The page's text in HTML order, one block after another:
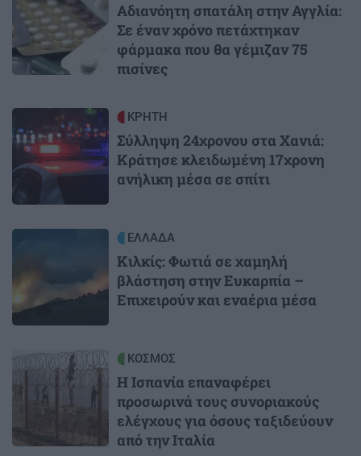
Αδιανόητη σπατάλη στην Αγγλία:
Σε έναν χρόνο πετάχτηκαν
φάρμακα που θα γέμιζαν 75
πισίνες
ΚΡΗΤΗ
Σύλληψη 24χρονου στα Χανιά:
Κράτησε κλειδωμένη 17χρονη
ανήλικη μέσα σε σπίτι
ΕΛΛΑΔΑ
Κιλκίς: Φωτιά σε χαμηλή
βλάστηση στην Ευκαρπία –
Επιχειρούν και εναέρια μέσα
Image ΚΟΣΜΟΣ
Η Ισπανία επαναφέρει
προσωρινά τους συνοριακούς
ελέγχους για όσους ταξιδεύουν
από την Ιταλία